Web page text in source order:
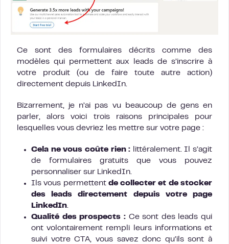
Ce sont des formulaires décrits comme des
modèles qui permettent aux leads de s’inscrire à
votre produit (ou de faire toute autre action)
directement depuis LinkedIn.
Bizarrement, je n’ai pas vu beaucoup de gens en
parler, alors voici trois raisons principales pour
lesquelles vous devriez les mettre sur votre page :
Cela ne vous coûte rien : littéralement. Il s’agit
de formulaires gratuits que vous pouvez
personnaliser sur LinkedIn.
Ils vous permettent de collecter et de stocker
des leads directement depuis votre page
LinkedIn.
Qualité des prospects :Ce sont des leads qui
ont volontairement rempli leurs informations et
suivi votre CTA, vous savez donc qu’ils sont à